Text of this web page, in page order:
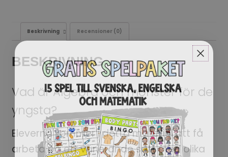
Beskrivning Recensioner (0)
BESKRIVNING
Vad är Algebra och mönster för de
yngsta?
Eleverna kommer i detta material att få
arbeta på ett varierande sätt med olika